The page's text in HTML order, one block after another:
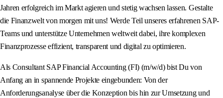
Jahren erfolgreich im Markt agieren und stetig wachsen lassen. Gestalte
die Finanzwelt von morgen mit uns! Werde Teil unseres erfahrenen SAP-
Teams und unterstütze Unternehmen weltweit dabei, ihre komplexen
Finanzprozesse effizient, transparent und digital zu optimieren.
Als Consultant SAP Financial Accounting (FI) (m/w/d) bist Du von
Anfang an in spannende Projekte eingebunden: Von der
Anforderungsanalyse über die Konzeption bis hin zur Umsetzung und